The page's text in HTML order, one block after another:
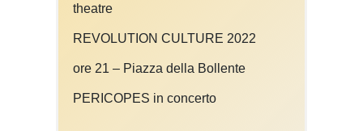
theatre
REVOLUTION CULTURE 2022
ore 21 – Piazza della Bollente
PERICOPES in concerto